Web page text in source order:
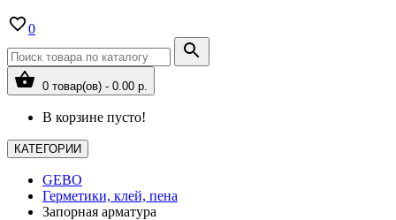
0
0 товар(ов) - 0.00 р.
В корзине пусто!
КАТЕГОРИИ
GEBO
Герметики, клей, пена
Запорная арматура